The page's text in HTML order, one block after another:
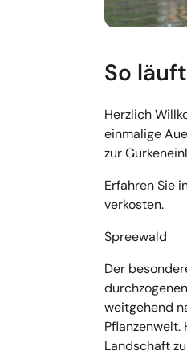
So
Herzlich
einmalige
zur
Erfahren Sie
verkosten.
Spreewald
Der
weitgehend
Landschaft